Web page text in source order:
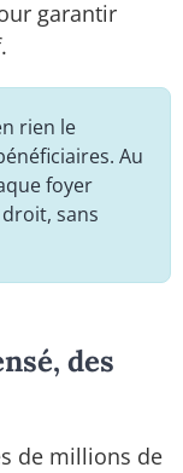
garantir
rien le
Au
foyer
sans
des
de millions de